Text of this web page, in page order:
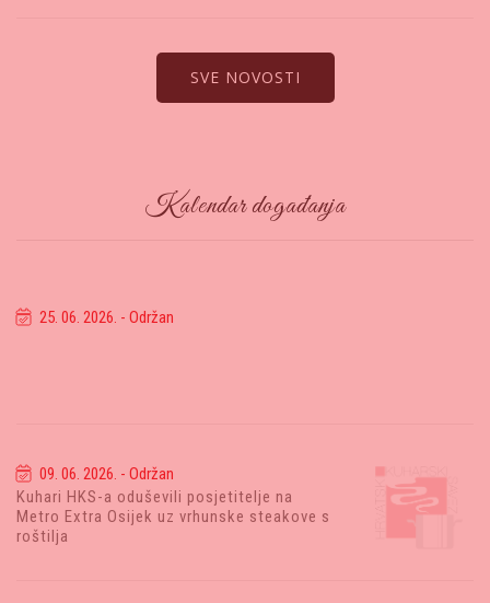
SVE NOVOSTI
Kalendar događanja
25. 06. 2026. - Održan
09. 06. 2026. - Održan
Kuhari HKS-a oduševili posjetitelje na
Metro Extra Osijek uz vrhunske steakove s
roštilja